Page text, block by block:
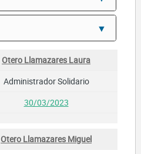
Otero Llamazares Laura
Administrador Solidario
30/03/2023
Otero Llamazares Miguel